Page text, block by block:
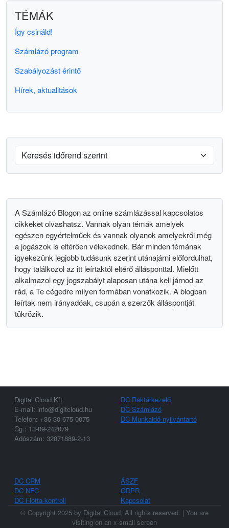
TÉMÁK
Így csináld!
Számlázó program
Szabályozást érintő
Hírek, aktualitások
A Számlázó Blogon az online számlázással kapcsolatos
cikkeket olvashatsz. Vannak olyan témák amelyek
egészen egyértelműek és vannak olyanok amelyekről még
a jogászok is eltérően vélekednek. Bár minden témának
igyekszünk legjobb tudásunk szerint utánajárni előfordulhat,
hogy találkozol az itt leírtaktól eltérő állásponttal. Mielőtt
alkalmazol egy jogszabályt alaposan utána kell járnod az
rád, a Te cégedre milyen formában vonatkozik. A blogban
leírtak nem irányadóak, csupán a szerzők álláspontját
tükrözik.
Digital Cloud Kft
E-mail: info@digitcloud.hu
Telefon: +36 30 675 0075
Cg.: 13-09-242079
Adószám: 32871889-2-13
DC Raktárkezelő
DC Számlázó
DC Munkaidő-nyilvántartó
DC CRM
DC NFC
DC Flotta-kontroll
ÁSZF
GDPR
Kapcsolat
© Copyright 2025 by Digital Cloud, All rights reserved. | You are
visiting on an x-small screen